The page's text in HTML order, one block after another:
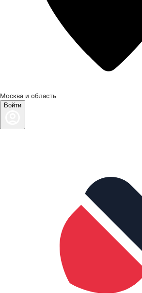
Москва и область
Войти